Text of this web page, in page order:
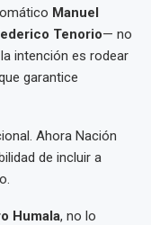
Manuel
Tenorio— no
intención es rodear
garantice
Ahora Nación
de incluir a
Humala, no lo